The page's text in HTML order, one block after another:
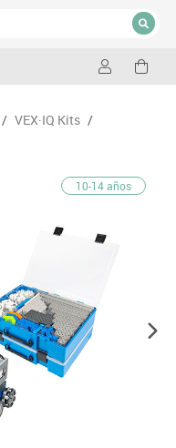
CERRAR
/ VEX·IQ Kits /
10-14 años